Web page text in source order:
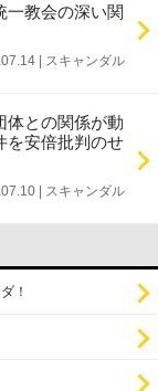
一教会の深い関
| スキャンダル
との関係が動
安倍批判のせ
| スキャンダル
！